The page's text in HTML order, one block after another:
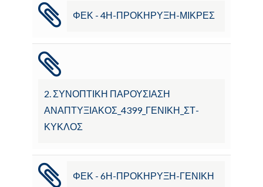
ΦΕΚ - 4Η-ΠΡΟΚΗΡΥΞΗ-ΜΙΚΡΕΣ
2. ΣΥΝΟΠΤΙΚΗ ΠΑΡΟΥΣΙΑΣΗ
ΑΝΑΠΤΥΞΙΑΚΟΣ_4399_ΓΕΝΙΚΗ_ΣΤ-
ΚΥΚΛΟΣ
ΦΕΚ - 6Η-ΠΡΟΚΗΡΥΞΗ-ΓΕΝΙΚΗ